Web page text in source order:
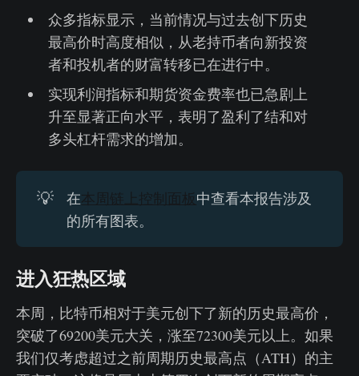
众多指标显示，当前情况与过去创下历史
最高价时高度相似，从老持币者向新投资
者和投机者的财富转移已在进行中。
实现利润指标和期货资金费率也已急剧上
升至显著正向水平，表明了盈利了结和对
多头杠杆需求的增加。
💡 在本周链上控制面板中查看本报告涉及
的所有图表。
进入狂热区域
本周，比特币相对于美元创下了新的历史最高价，
突破了69200美元大关，涨至72300美元以上。如果
我们仅考虑超过之前周期历史最高点（ATH）的主